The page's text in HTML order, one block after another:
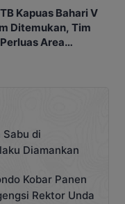
Kapuas Bahari V
Ditemukan, Tim
Area
di
Diamankan
Kobar Panen
Rektor Unda